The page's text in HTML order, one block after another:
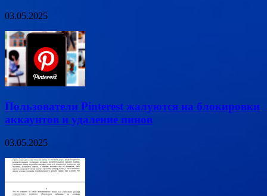
03.05.2025
Пользователи Pinterest жалуются на блокировки
аккаунтов и удаление пинов
03.05.2025